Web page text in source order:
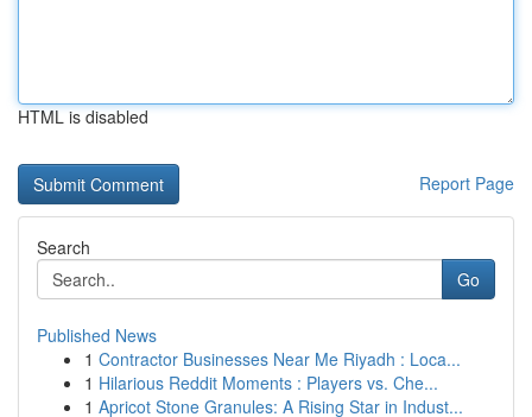
HTML is disabled
Report Page
Search
Go
Published News
1 Contractor Businesses Near Me Riyadh : Loca...
1 Hilarious Reddit Moments : Players vs. Che...
1 Apricot Stone Granules: A Rising Star in Indust...